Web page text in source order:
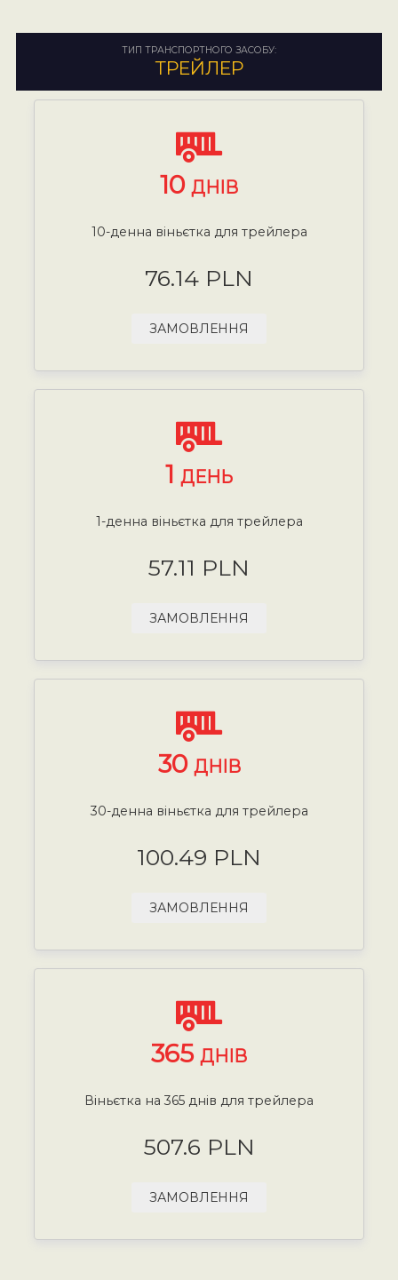
ТИП ТРАНСПОРТНОГО ЗАСОБУ:
ТРЕЙЛЕР
10 ДНІВ
10-денна віньєтка для трейлера
76.14 PLN
ЗАМОВЛЕННЯ
1 ДЕНЬ
1-денна віньєтка для трейлера
57.11 PLN
ЗАМОВЛЕННЯ
30 ДНІВ
30-денна віньєтка для трейлера
100.49 PLN
ЗАМОВЛЕННЯ
365 ДНІВ
Віньєтка на 365 днів для трейлера
507.6 PLN
ЗАМОВЛЕННЯ